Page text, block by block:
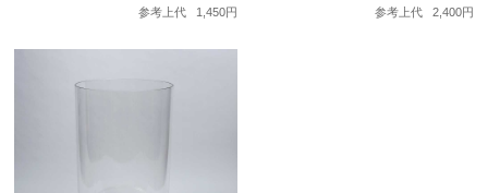
参考上代
1,450円
参考上代
2,400円